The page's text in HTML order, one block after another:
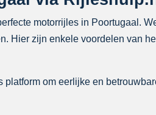
motorrijles in Poortugaal.
Hier zijn enkele voordelen van
om eerlijke en